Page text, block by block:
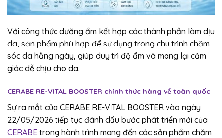
Với công thức dưỡng ẩm kết hợp các thành phần làm dịu
da, sản phẩm phù hợp để sử dụng trong chu trình chăm
sóc da hằng ngày, giúp duy trì độ ẩm và mang lại cảm
giác dễ chịu cho da.
CERABE RE-VITAL BOOSTER chính thức hàng về toàn quốc
Sự ra mắt của CERABE RE-VITAL BOOSTER vào ngày
22/05/2026 tiếp tục đánh dấu bước phát triển mới của
CERABE trong hành trình mang đến các sản phẩm chăm